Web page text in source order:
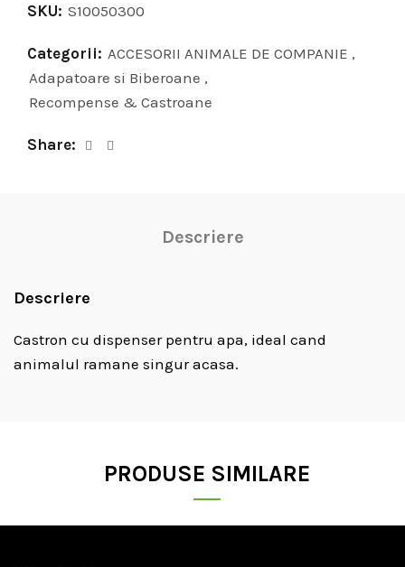
SKU: S10050300
Categorii: ACCESORII ANIMALE DE COMPANIE ,
Adapatoare si Biberoane ,
Recompense & Castroane
Share
Descriere
Descriere
Castron cu dispenser pentru apa, ideal cand
animalul ramane singur acasa.
PRODUSE SIMILARE